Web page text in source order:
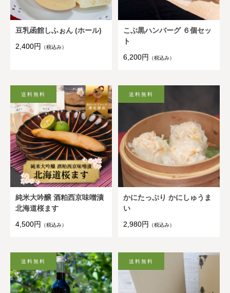
豆乳函館しふぉん (ホール)
2,400円
（税込み）
こぶ黒ハンバーグ ６個セッ
ト
6,200円
（税込み）
純米大吟醸 酒粕西京味噌漬
北海道桜ます
4,500円
（税込み）
かにたっぷり かにしゅうま
い
2,980円
（税込み）